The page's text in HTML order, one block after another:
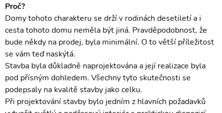
Proč?
Domy tohoto charakteru se drží v rodinách desetiletí a i
cesta tohoto domu neměla být jiná. Pravděpodobnost, že
bude někdy na prodej, byla minimální. O to větší příležitost
se vám teď naskýtá.
Stavba byla důkladně naprojektována a její realizace byla
pod přísným dohledem. Všechny tyto skutečnosti se
podepsaly na kvalitě stavby jako celku.
Při projektování stavby bylo jedním z hlavních požadavků